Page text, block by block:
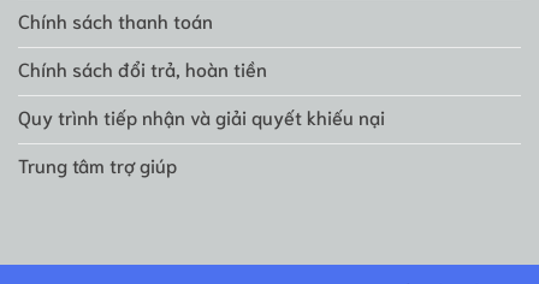
Chính sách thanh toán
Chính sách đổi trả, hoàn tiền
Quy trình tiếp nhận và giải quyết khiếu nại
Trung tâm trợ giúp